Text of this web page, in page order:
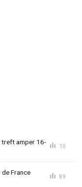
treft amper 16-
10
France
89